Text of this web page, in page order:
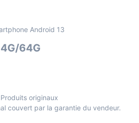
64G
Produits originaux
couvert par la garantie du vendeur.